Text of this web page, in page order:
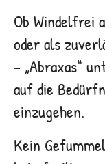
Ob Windelfrei
oder als
– „Abraxas“
auf die
einzugehen.
Kein